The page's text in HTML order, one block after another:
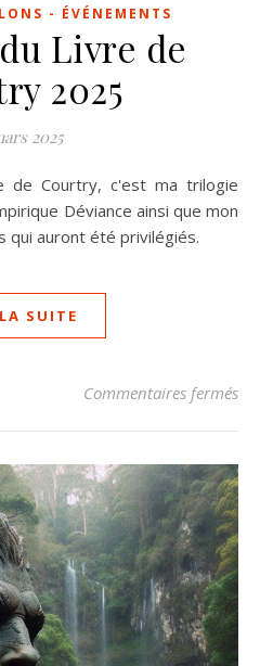
- ÉVÉNEMENTS
Livre de
2025
2025
Déviance ainsi que mon
qui auront été privilégiés.
SUITE
Commentaires fermés